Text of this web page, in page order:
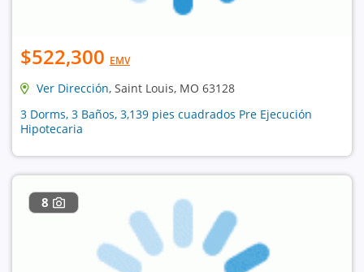
$522,300 EMV
Ver Dirección, Saint Louis, MO 63128
3 Dorms, 3 Baños, 3,139 pies cuadrados Pre Ejecución
Hipotecaria
8